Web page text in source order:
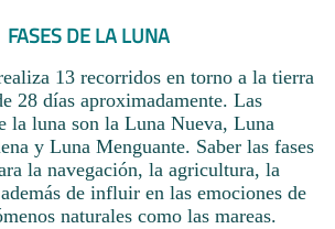
FASES DE LA LUNA
13 recorridos en torno a la tierra
28 días aproximadamente. Las
la luna son la Luna Nueva, Luna
y Luna Menguante. Saber las fases
la navegación, la agricultura, la
de influir en las emociones de
naturales como las mareas.